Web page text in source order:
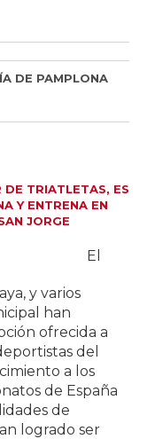
DE PAMPLONA
DE TRIATLETAS, ES
Y ENTRENA EN
JORGE
El
y varios
han
ofrecida a
del
a los
de España
de
logrado ser